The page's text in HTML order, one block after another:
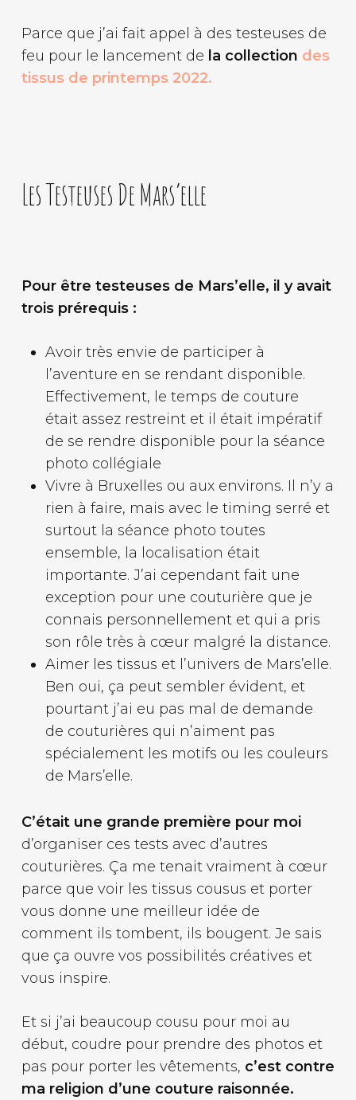
Parce que j’ai fait appel à des testeuses de
feu pour le lancement de la collection des
tissus de printemps 2022.
Les Testeuses De Mars’elle
Pour être testeuses de Mars’elle, il y avait
trois prérequis :
Avoir très envie de participer à
l’aventure en se rendant disponible.
Effectivement, le temps de couture
était assez restreint et il était impératif
de se rendre disponible pour la séance
photo collégiale
Vivre à Bruxelles ou aux environs. Il n’y a
rien à faire, mais avec le timing serré et
surtout la séance photo toutes
ensemble, la localisation était
importante. J’ai cependant fait une
exception pour une couturière que je
connais personnellement et qui a pris
son rôle très à cœur malgré la distance.
Aimer les tissus et l’univers de Mars’elle.
Ben oui, ça peut sembler évident, et
pourtant j’ai eu pas mal de demande
de couturières qui n’aiment pas
spécialement les motifs ou les couleurs
de Mars’elle.
C’était une grande première pour moi
d’organiser ces tests avec d’autres
couturières. Ça me tenait vraiment à cœur
parce que voir les tissus cousus et porter
vous donne une meilleur idée de
comment ils tombent, ils bougent. Je sais
que ça ouvre vos possibilités créatives et
vous inspire.
Et si j’ai beaucoup cousu pour moi au
début, coudre pour prendre des photos et
pas pour porter les vêtements, c’est contre
ma religion d’une couture raisonnée.